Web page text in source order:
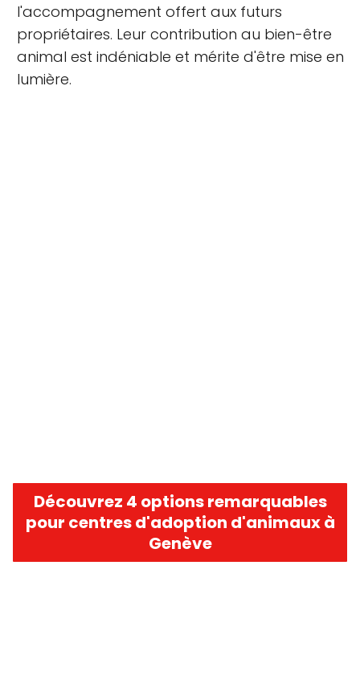
l'accompagnement offert aux futurs
propriétaires. Leur contribution au bien-être
animal est indéniable et mérite d'être mise en
lumière.
Découvrez 4 options remarquables
pour centres d'adoption d'animaux à
Genève